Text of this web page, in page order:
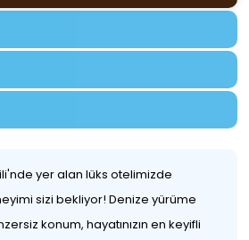
yer alan lüks otelimizde
sizi bekliyor! Denize yürüme
konum, hayatınızın en keyifli